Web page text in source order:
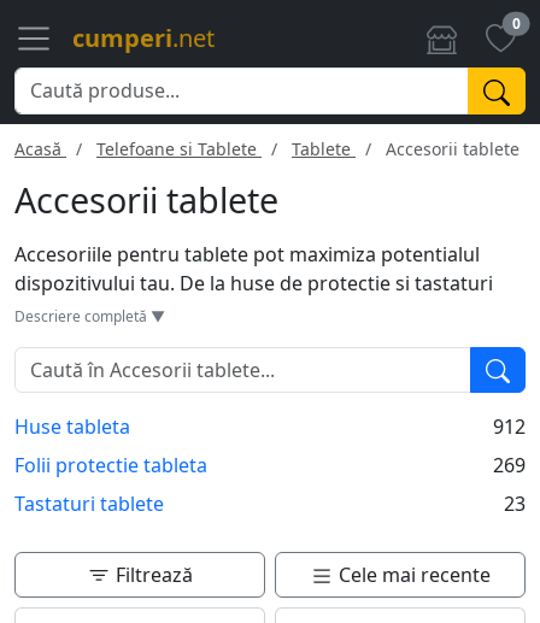
cumperi.net 0
Acasă Telefoane si Tablete Tablete Accesorii tablete
Accesorii tablete
Accesoriile pentru tablete pot maximiza potentialul
dispozitivului tau. De la huse de protectie si tastaturi
Bluetooth pana la stilouri touch si suporturi ajustabile,
accesorii sunt create pentru a-ti imbunatati experienta.
Unele accesorii, ca adaptoarele HDMI sau cardurile de
memorie, iti extind functionalitatea tabletei. Alte
accesorii, cum ar fi castile sau incarcatoarele portabile,
iti asigura un confort sporit in utilizare. Indiferent de
necesitatile tale, gama larga de accesorii disponibile iti
ofera libertatea de a-ti personaliza tableta dupa cum
Descriere completă ▼
Huse tableta
912
Folii protectie tableta
269
Tastaturi tablete
23
Filtrează Cele mai recente